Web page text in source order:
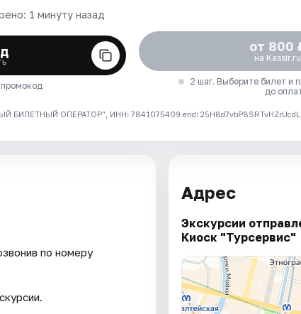
1 минуту назад
от 800
на Kassir.ru
2 шаг. Выберите билет и
до
ОПЕРАТОР", ИНН: 7841075409 erid:
по номеру
Адрес
Экскурсии
Киоск "Турсервис"